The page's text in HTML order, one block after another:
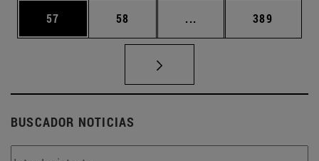
Página
57 Página
58 ... Páginas intermedias
Página
389
BUSCADOR NOTICIAS